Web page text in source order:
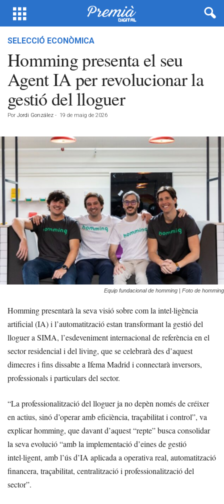
SELECCIÓ ECONÒMICA
Homming presenta el seu
Agent IA per revolucionar la
gestió del lloguer
Por Jordi González - 19 de maig de 2026
Equip fundacional de homming | Foto de homming
Homming presentarà la seva visió sobre com la intel·ligència
artificial (IA) i l’automatització estan transformant la gestió del
lloguer a SIMA, l’esdeveniment internacional de referència en el
sector residencial i del living, que se celebrarà des d’aquest
dimecres i fins dissabte a Ifema Madrid i connectarà inversors,
professionals i particulars del sector.
“La professionalització del lloguer ja no depèn només de créixer
en actius, sinó d’operar amb eficiència, traçabilitat i control”, va
explicar homming, que davant d’aquest “repte” busca consolidar
la seva evolució “amb la implementació d’eines de gestió
intel·ligent, amb l’ús d’IA aplicada a operativa real, automatització
financera, traçabilitat, centralització i professionalització del
sector”.